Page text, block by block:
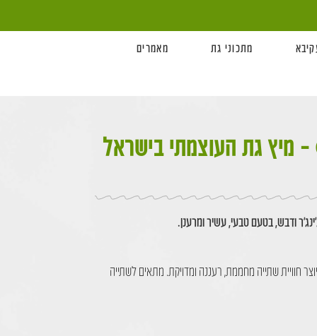
מתכוני גת מאמרים
Glow Boost Double – מיץ גת העוצמתי בישראל
חוויית שתייה מחממת, רעננה ומדויקת. מתאים לשתייה